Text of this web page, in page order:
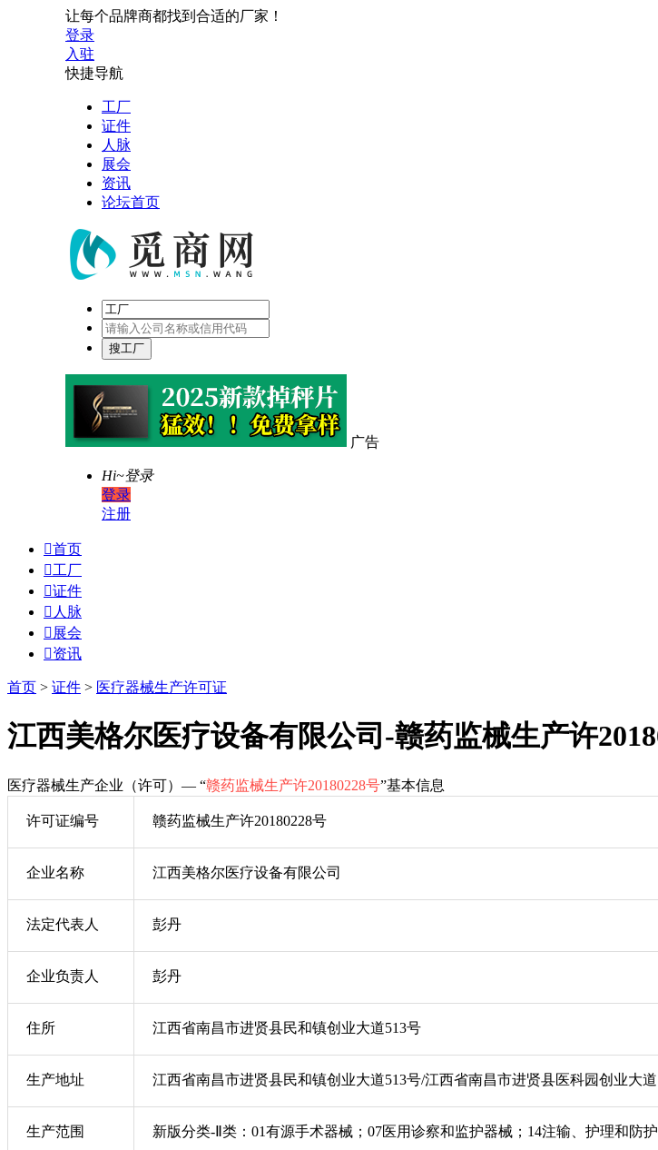
让每个品牌商都找到合适的厂家！
登录
入驻
快捷导航
工厂
证件
人脉
展会
资讯
论坛首页
广告
Hi~登录
登录
注册
首页
工厂
证件
 人脉
 展会
资讯
首页 > 证件 > 医疗器械生产许可证
江西美格尔医疗设备有限公司-赣药监械生产许
医疗器械生产企业（许可）— “赣药监械生产许20180228号”基本信息
许可证编号 赣药监械生产许20180228号
企业名称 江西美格尔医疗设备有限公司
法定代表人 彭丹
企业负责人 彭丹
住所 江西省南昌市进贤县民和镇创业大道513号
生产地址 江西省南昌市进贤县民和镇创业大道513号/江西省南昌市进贤县医科园创业大道
生产范围 新版分类-Ⅱ类：01有源手术器械；07医用诊察和监护器械；14注输、护理和防